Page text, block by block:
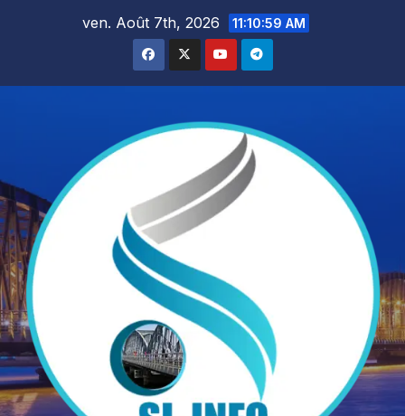
ven. Août 7th, 2026 11:11:01 AM